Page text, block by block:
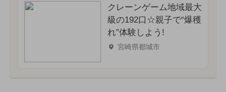
クレーンゲーム地域最大
級の192口☆親子で“爆穫
れ”体験しよう!
宮崎県都城市